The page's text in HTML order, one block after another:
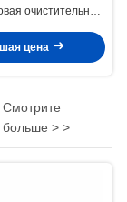
очистительная
очистители
цена
Смотрите
больше > >